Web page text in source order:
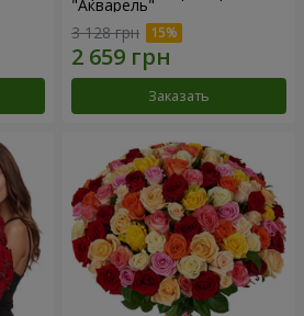
"Акварель"
3 128 грн
Заказать